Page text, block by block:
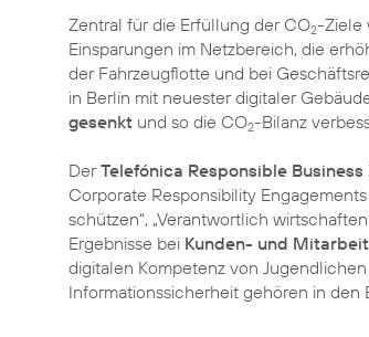
Zentral für die Erfüllung der CO2-Ziele
Einsparungen im Netzbereich, die
der Fahrzeugflotte und bei
in Berlin mit neuester digitaler
gesenkt und so die CO2-Bilanz
DerTelefónica Responsible
Corporate Responsibility
schützen“, „Verantwortlich
Ergebnisse bei Kunden- und
digitalen Kompetenz von
Informationssicherheit gehören in den